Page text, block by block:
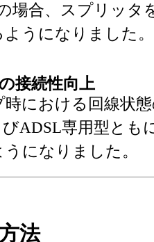
場合、スプリッタ
うになりました。
接続性向上
における回線状
ADSL専用型とも
になりました。
法